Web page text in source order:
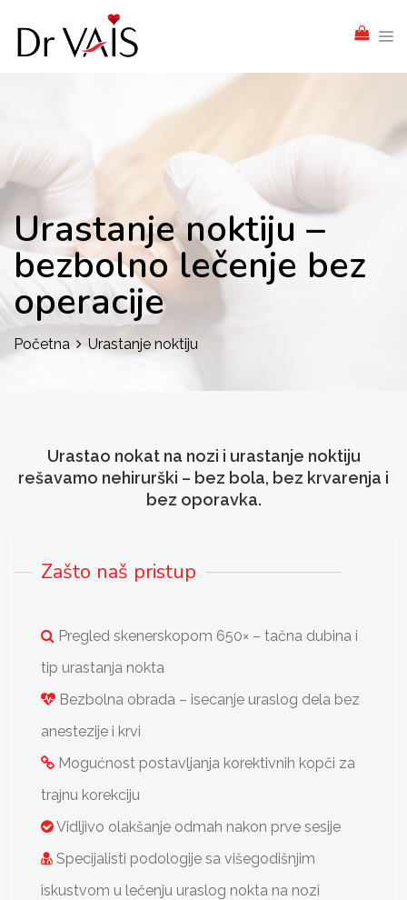
Urastanje noktiju –
bezbolno lečenje bez
operacije
Početna Urastanje noktiju
Urastao nokat na nozi i urastanje noktiju
rešavamo nehirurški – bez bola, bez krvarenja i
bez oporavka.
Zašto naš pristup
Pregled skenerskopom 650× – tačna dubina i
tip urastanja nokta
Bezbolna obrada – isecanje uraslog dela bez
anestezije i krvi
Mogućnost postavljanja korektivnih kopči za
trajnu korekciju
Vidljivo olakšanje odmah nakon prve sesije
Specijalisti podologije sa višegodišnjim
iskustvom u lečenju uraslog nokta na nozi